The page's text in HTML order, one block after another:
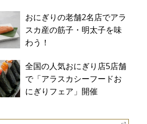
おにぎりの老舗2名店でアラ
スカ産の筋子・明太子を味
わう！
全国の人気おにぎり店5店舗
で「アラスカシーフードお
にぎりフェア」開催